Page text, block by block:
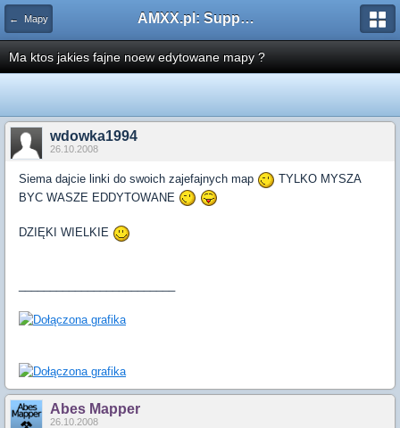
← Mapy AMXX.pl: Support AMX Mod X i SourceMod
Ma ktos jakies fajne noew edytowane mapy ?
wdowka1994
26.10.2008
Siema dajcie linki do swoich zajefajnych map
TYLKO MYSZA
BYC WASZE EDDYTOWANE
DZIĘKI WIELKIE
Abes Mapper
26.10.2008